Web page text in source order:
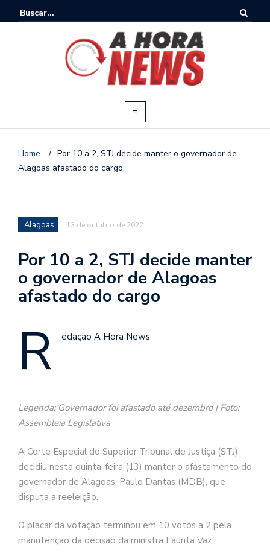
Home / Por 10 a 2, STJ decide manter o governador de
Alagoas afastado do cargo
Alagoas 13 de outubro de 2022
Por 10 a 2, STJ decide manter
o governador de Alagoas
afastado do cargo
R edação A Hora News
Legenda: Governador foi afastado até dezembro | Foto:
Assembleia Legislativa
A Corte Especial do Superior Tribunal de Justiça (STJ)
decidiu nesta quinta-feira (13) manter o afastamento do
governador de Alagoas, Paulo Dantas (MDB), que
disputa a reeleição.
O placar da votação terminou em 10 votos a 2 pela
manutenção da decisão da ministra Laurita Vaz.